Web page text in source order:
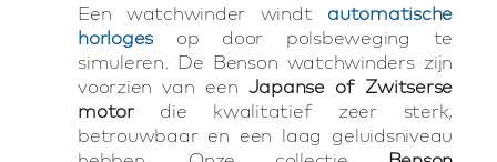
Een watchwinder windt automatische
horloges op door polsbeweging te
simuleren. De Benson watchwinders zijn
voorzien van een Japanse of Zwitserse
motordie kwalitatief zeer sterk,
betrouwbaar en een laag geluidsniveau